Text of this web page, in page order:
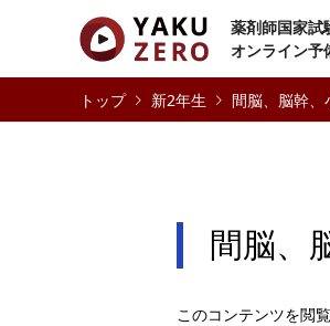
薬剤師国家試
オンライン予
新2年生
間脳、脳幹、
間脳、
このコンテンツを閲